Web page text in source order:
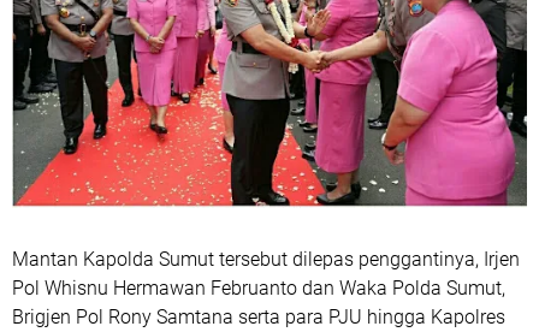
Mantan Kapolda Sumut tersebut dilepas penggantinya, Irjen
Pol Whisnu Hermawan Februanto dan Waka Polda Sumut,
Brigjen Pol Rony Samtana serta para PJU hingga Kapolres